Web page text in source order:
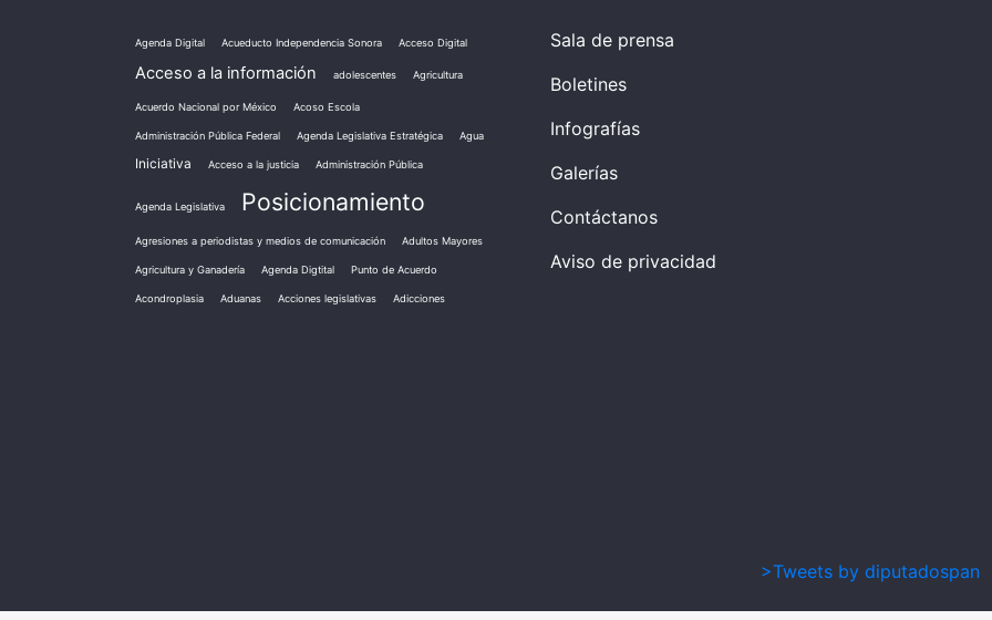
Agenda Digital Acueducto Independencia Sonora Acceso Digital
Acceso a la información adolescentes Agricultura
Acuerdo Nacional por México Acoso Escola
Administración Pública Federal Agenda Legislativa Estratégica Agua
Iniciativa Acceso a la justicia Administración Pública
Agenda Legislativa Posicionamiento
Agresiones a periodistas y medios de comunicación Adultos Mayores
Agricultura y Ganadería Agenda Digtital Punto de Acuerdo
Acondroplasia Aduanas Acciones legislativas Adicciones
Sala de prensa
Boletines
Infografías
Galerías
Contáctanos
Aviso de privacidad
>Tweets by diputadospan